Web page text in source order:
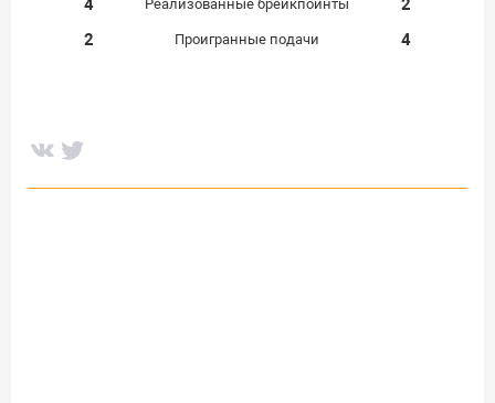
4
Реализованные брейкпоинты
2
2
Проигранные подачи 4